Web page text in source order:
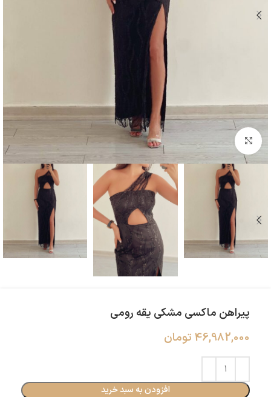
بزرگنمایی تصویر
پیراهن ماکسی مشکی یقه رومی‌
46,982,000 تومان
افزودن به سبد خرید